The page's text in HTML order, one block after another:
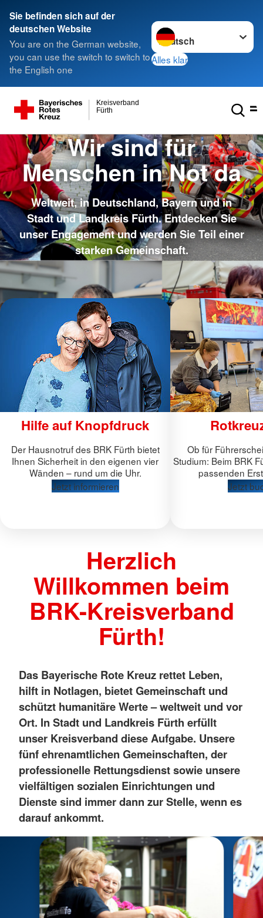
Sie befinden sich auf der
deutschen Website
You are on the German website,
you can use the switch to switch to
the English one
Sprache wechseln zu
Alles klar
Fürth
Kreisverband
Wir sind für
Menschen in Not da
Weltweit, in Deutschland, Bayern und in
Stadt und Landkreis Fürth. Entdecken Sie
unser Engagement und werden Sie Teil einer
starken Gemeinschaft.
Hilfe auf Knopfdruck
Der Hausnotruf des BRK Fürth bietet
Ihnen Sicherheit in den eigenen vier
Wänden – rund um die Uhr.
Jetzt informieren
Ob für
Studium: Beim BRK
passenden
Jetzt
Herzlich
Willkommen beim
BRK-Kreisverband
Fürth!
Das Bayerische Rote Kreuz rettet Leben,
hilft in Notlagen, bietet Gemeinschaft und
schützt humanitäre Werte – weltweit und vor
Ort. In Stadt und Landkreis Fürth erfüllt
unser Kreisverband diese Aufgabe. Unsere
fünf ehrenamtlichen Gemeinschaften, der
professionelle Rettungsdienst sowie unsere
vielfältigen sozialen Einrichtungen und
Dienste sind immer dann zur Stelle, wenn es
darauf ankommt.